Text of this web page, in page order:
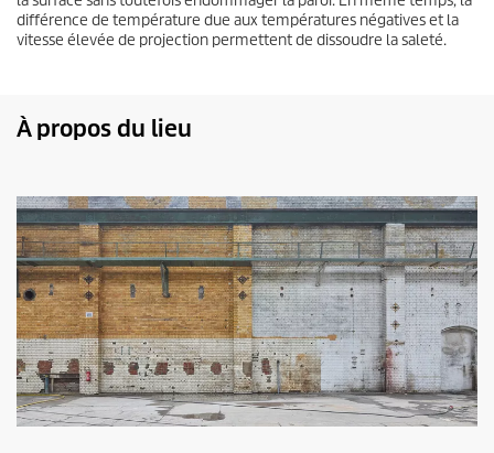
différence de température due aux températures négatives et la
vitesse élevée de projection permettent de dissoudre la saleté.
À propos du lieu